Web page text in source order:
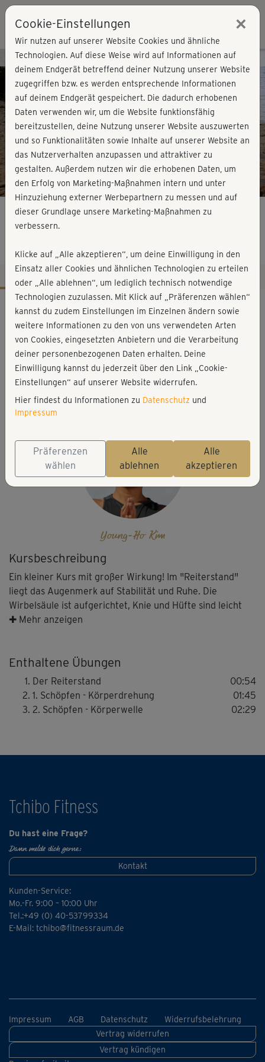
Play
Video
Kursvorschau - Jetzt mitmachen!
Qigong - Minikurs
Kursbeschreibung
Ein kleiner Kurs mit großer Wirkung! Im "Reiterstand"
liegt das Augenmerk auf Stabilität und Ruhe. Die
Wirbelsäule ist aufgerichtet, Knie und Hüfte sind leicht
gebeugt, die Energie fließt. Tipp: Je nach Standtiefe lässt
Weiter geht's dynamisch: In den anschließenden beiden
Übungen wird der Bewegungsapparat mobilisiert, Kraft
aus der Mitte aufgebaut. Tipp: Eine bewusste
✚ Mehr anzeigen
Enthaltene Übungen
Der Reiterstand
00:54
1. Schöpfen - Körperdrehung
01:45
2. Schöpfen - Körperwelle
02:29
Workout-Facts
leicht
5 Min
20 kcal
Young-Ho Kim
keine
Young-Ho Kim
Tchibo Fitness
Du hast eine Frage?
Dann melde dich gerne:
Kontakt
Kunden-Service:
Mo.-Fr. 9:00 – 10:00 Uhr
Tel.:+49 (0) 40-53799334
E-Mail: tchibo@fitnessraum.de
Impressum AGB Datenschutz
Widerrufsbelehrung
Vertrag widerrufen
Vertrag kündigen
Cookie-Einstellungen ×
Wir nutzen auf unserer Website Cookies und ähnliche
Technologien. Auf diese Weise wird auf Informationen auf
deinem Endgerät betreffend deiner Nutzung unserer Website
zugegriffen bzw. es werden entsprechende Informationen
auf deinem Endgerät gespeichert. Die dadurch erhobenen
Daten verwenden wir, um die Website funktionsfähig
bereitzustellen, deine Nutzung unserer Website auszuwerten
und so Funktionalitäten sowie Inhalte auf unserer Website an
das Nutzerverhalten anzupassen und attraktiver zu
gestalten. Außerdem nutzen wir die erhobenen Daten, um
den Erfolg von Marketing-Maßnahmen intern und unter
Hinzuziehung externer Werbepartnern zu messen und auf
dieser Grundlage unsere Marketing-Maßnahmen zu
verbessern.
Klicke auf „Alle akzeptieren“, um deine Einwilligung in den
Einsatz aller Cookies und ähnlichen Technologien zu erteilen
oder „Alle ablehnen“, um lediglich technisch notwendige
Technologien zuzulassen. Mit Klick auf „Präferenzen wählen“
kannst du zudem Einstellungen im Einzelnen ändern sowie
weitere Informationen zu den von uns verwendeten Arten
von Cookies, eingesetzten Anbietern und die Verarbeitung
deiner personenbezogenen Daten erhalten. Deine
Einwilligung kannst du jederzeit über den Link „Cookie-
Einstellungen“ auf unserer Website widerrufen.
Hier findest du Informationen zu Datenschutz und
Impressum
Präferenzen
wählen
Alle
ablehnen
Alle
akzeptieren